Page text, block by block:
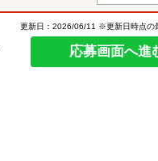
更新日：2026/06/11 ※更新日時点の
応募画面へ進